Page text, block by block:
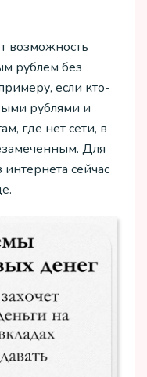
возможность
рублем без
если кто-
рублями и
где нет сети, в
Для
интернета сейчас